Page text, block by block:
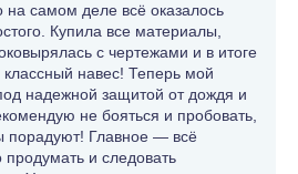
на самом деле всё оказалось
Купила все материалы,
с чертежами и в итоге
классный навес! Теперь мой
надежной защитой от дождя и
не бояться и пробовать,
порадуют! Главное — всё
продумать и следовать